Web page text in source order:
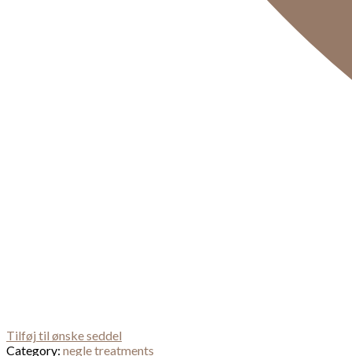
Tilføj til ønske seddel
Category: negle treatments